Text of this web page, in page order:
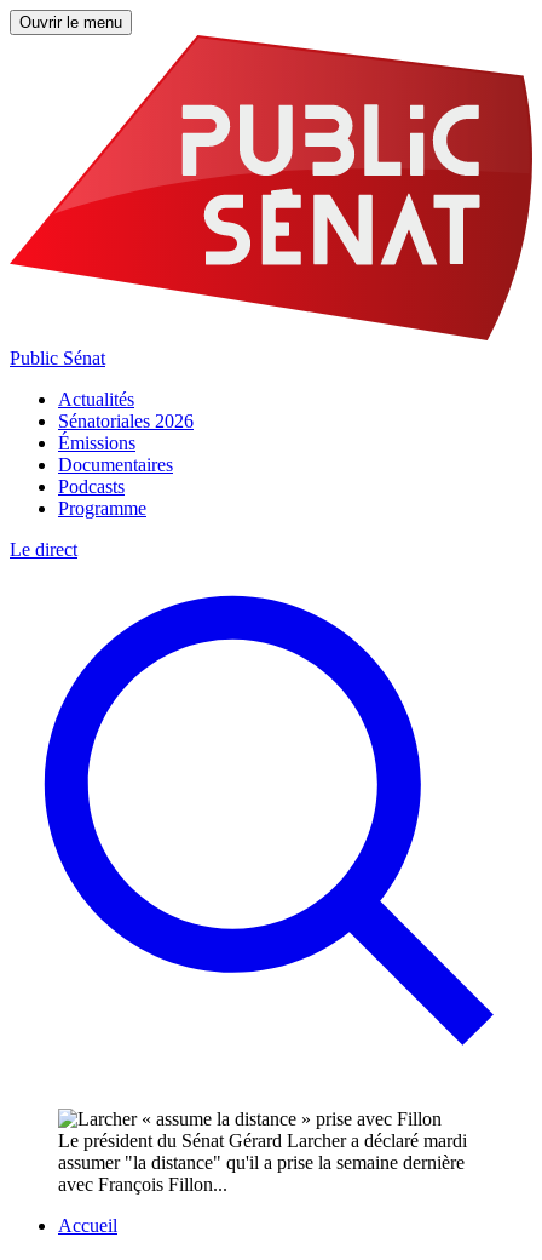
Ouvrir le menu
Public Sénat
Actualités
Sénatoriales 2026
Émissions
Documentaires
Podcasts
Programme
Le direct
Le président du Sénat Gérard Larcher a déclaré mardi
assumer "la distance" qu'il a prise la semaine dernière
avec François Fillon...
Accueil